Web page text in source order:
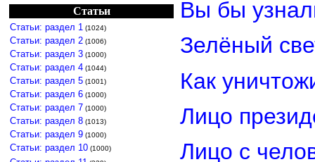
Статьи
Статьи: раздел 1 (1024)
Статьи: раздел 2 (1006)
Статьи: раздел 3 (1000)
Статьи: раздел 4 (1044)
Статьи: раздел 5 (1001)
Статьи: раздел 6 (1000)
Статьи: раздел 7 (1000)
Статьи: раздел 8 (1013)
Статьи: раздел 9 (1000)
Статьи: раздел 10 (1000)
Вы бы
Зелёный
Как
Лицо
Лицо с